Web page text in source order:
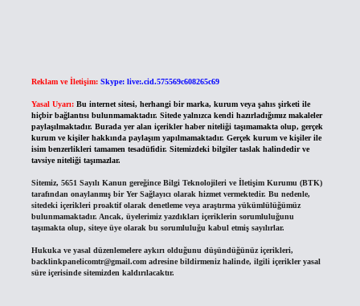
Reklam ve İletişim: Skype: live:.cid.575569c608265c69
Yasal Uyarı: Bu internet sitesi, herhangi bir marka, kurum veya şahıs şirketi ile
hiçbir bağlantısı bulunmamaktadır. Sitede yalnızca kendi hazırladığımız makaleler
paylaşılmaktadır. Burada yer alan içerikler haber niteliği taşımamakta olup, gerçek
kurum ve kişiler hakkında paylaşım yapılmamaktadır. Gerçek kurum ve kişiler ile
isim benzerlikleri tamamen tesadüfidir. Sitemizdeki bilgiler taslak halindedir ve
tavsiye niteliği taşımazlar.
Sitemiz, 5651 Sayılı Kanun gereğince Bilgi Teknolojileri ve İletişim Kurumu (BTK)
tarafından onaylanmış bir Yer Sağlayıcı olarak hizmet vermektedir. Bu nedenle,
sitedeki içerikleri proaktif olarak denetleme veya araştırma yükümlülüğümüz
bulunmamaktadır. Ancak, üyelerimiz yazdıkları içeriklerin sorumluluğunu
taşımakta olup, siteye üye olarak bu sorumluluğu kabul etmiş sayılırlar.
Hukuka ve yasal düzenlemelere aykırı olduğunu düşündüğünüz içerikleri,
backlinkpanelicomtr@gmail.comadresine bildirmeniz halinde, ilgili içerikler yasal
süre içerisinde sitemizden kaldırılacaktır.